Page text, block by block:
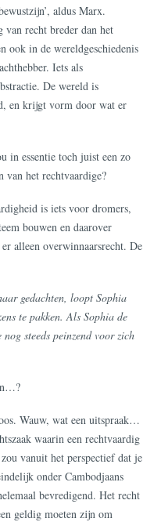
aldus Marx.
van recht breder dan het
ook in de wereldgeschiedenis
Iets als
De wereld is
en krijgt vorm door wat er
in essentie toch juist een zo
van het rechtvaardige?
is iets voor dromers,
bouwen en daarover
er alleen overwinnaarsrecht. De
gedachten, loopt Sophia
te pakken. Als Sophia de
steeds peinzend voor zich
Wauw, wat een uitspraak…
waarin een rechtvaardig
vanuit het perspectief dat je
onder Cambodjaans
bevredigend. Het recht
geldig moeten zijn om